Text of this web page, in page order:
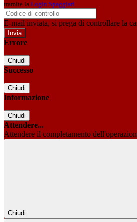
tramite la Login Spaggiari
E-mail inviata, si prega di controllare la
Errore
Chiudi
Successo
Chiudi
Informazione
Chiudi
Attendere...
Attendere il completamento
Chiudi